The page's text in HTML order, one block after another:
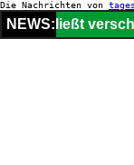
Die Nachrichten von
NEWS:
beschließt